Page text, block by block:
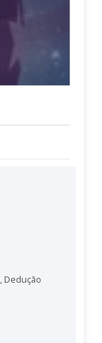
, Dedução